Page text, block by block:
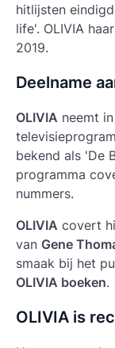
hitlijsten
life'. OLIVIA
2019.
Deelname
OLIVIA neemt
bekend als 'De
programma
nummers.
OLIVIA covert
van Gene
smaak bij het
OLIVIA boeken.
OLIVIA is